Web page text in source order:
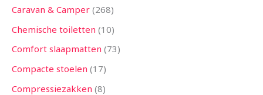
Caravan & Camper 268
Chemische toiletten 10
Comfort slaapmatten 73
Compacte stoelen 17
Compressiezakken 8